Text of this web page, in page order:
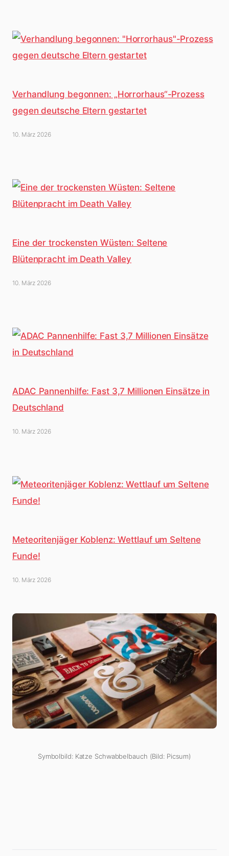
Verhandlung begonnen: „Horrorhaus“-Prozess
gegen deutsche Eltern gestartet
10. März 2026
Eine der trockensten Wüsten: Seltene
Blütenpracht im Death Valley
10. März 2026
ADAC Pannenhilfe: Fast 3,7 Millionen Einsätze in
Deutschland
10. März 2026
Meteoritenjäger Koblenz: Wettlauf um Seltene
Funde!
10. März 2026
Symbolbild: Katze Schwabbelbauch (Bild: Picsum)